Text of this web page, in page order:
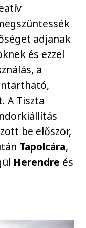
adjanak
és ezzel
a
A Tiszta
be először,
Tapolcára,
Herendre és